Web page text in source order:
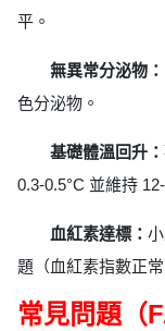
平。
無異常分泌物：
色分泌物。
基礎體溫回升：
0.3-0.5°C 並維持
血紅素達標：
題（血紅素指數正常
常見問題（